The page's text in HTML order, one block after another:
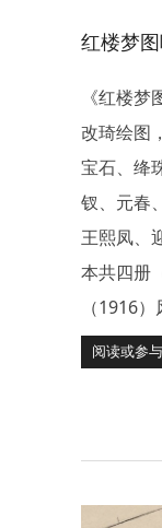
红楼梦
《红楼
改琦绘图
宝石、绛
钗、元春
王熙凤、
本共四册
（1916
阅读或参